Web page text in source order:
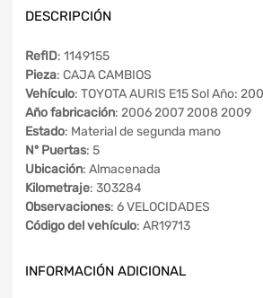
DESCRIPCIÓN
RefID: 1149155
Pieza: CAJA CAMBIOS
Vehículo: TOYOTA AURIS E15 Sol Año:
Año fabricación: 2006 2007 2008 2009
Estado: Material de segunda mano
Nº Puertas: 5
Ubicación: Almacenada
Kilometraje: 303284
Observaciones: 6 VELOCIDADES
Código del vehículo: AR19713
INFORMACIÓN ADICIONAL